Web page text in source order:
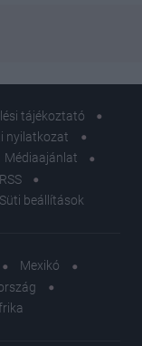
tájékoztató
nyilatkozat
Médiaajánlat
RSS
Süti beállítások
Mexikó